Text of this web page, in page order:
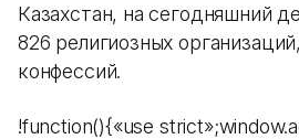
Казахстан, на сегодняшний
826 религиозных
конфессий.
!function(){«use